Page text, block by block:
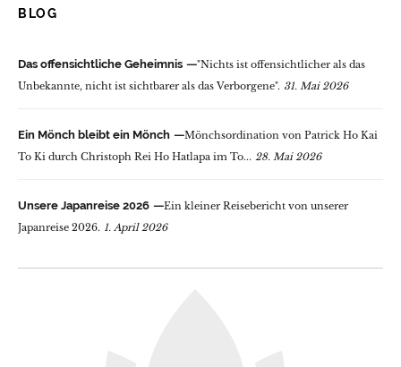
BLOG
Das offensichtliche Geheimnis
"Nichts ist offensichtlicher als das
Unbekannte, nicht ist sichtbarer als das Verborgene". 31. Mai 2026
Ein Mönch bleibt ein Mönch
Mönchsordination von Patrick Ho Kai
To Ki durch Christoph Rei Ho Hatlapa im To... 28. Mai 2026
Unsere Japanreise 2026
Ein kleiner Reisebericht von unserer
Japanreise 2026. 1. April 2026